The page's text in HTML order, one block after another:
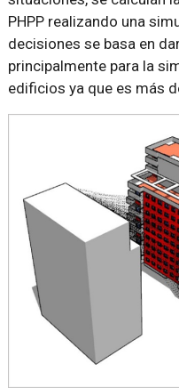
PHPP realizando una
decisiones se basa en
principalmente para la
edificios ya que es más